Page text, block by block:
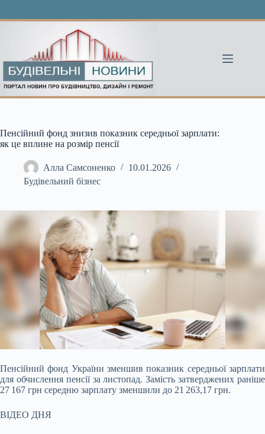
Пенсійний фонд знизив показник середньої зарплати:
як це вплине на розмір пенсії
Алла Самсоненко
10.01.2026
Будівельний бізнес
Пенсійний фонд України зменшив показник середньої зарплати
для обчислення пенсії за листопад. Замість затверджених раніше
27 167 грн середню зарплату зменшили до 21 263,17 грн.
ВІДЕО ДНЯ